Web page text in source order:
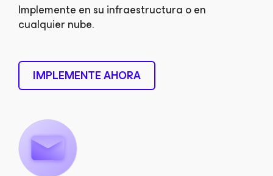
Implemente en su infraestructura o en
cualquier nube.
IMPLEMENTE AHORA